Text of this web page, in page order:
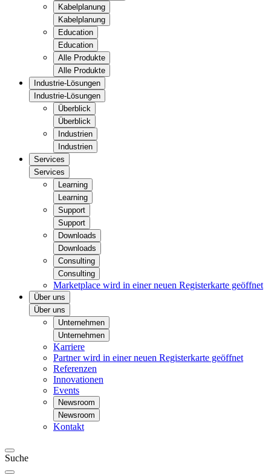
Kabelplanung
Kabelplanung
Education
Education
Alle Produkte
Alle Produkte
Industrie-Lösungen
Industrie-Lösungen
Überblick
Überblick
Industrien
Industrien
Services
Services
Learning
Learning
Support
Support
Downloads
Downloads
Consulting
Consulting
Marketplace wird in einer neuen Registerkarte geöffnet
Über uns
Über uns
Unternehmen
Unternehmen
Karriere
Partnerwird in einer neuen Registerkarte geöffnet
Referenzen
Innovationen
Events
Newsroom
Newsroom
Kontakt
Suche